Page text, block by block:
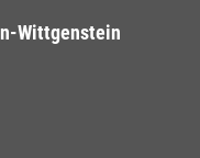
Wittgenstein